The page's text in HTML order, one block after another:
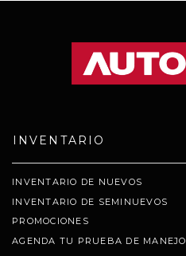
INVENTARIO
INVENTARIO DE NUEVOS
INVENTARIO DE SEMINUEVOS
PROMOCIONES
AGENDA TU PRUEBA DE MANEJO